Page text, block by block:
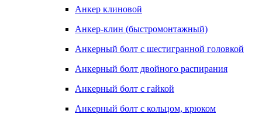
Анкер клиновой
Анкер-клин (быстромонтажный)
Анкерный болт с шестигранной головкой
Анкерный болт двойного распирания
Анкерный болт с гайкой
Анкерный болт с кольцом, крюком